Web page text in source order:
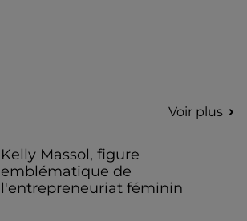
Voir plus
Kelly Massol, figure
emblématique de
l'entrepreneuriat féminin